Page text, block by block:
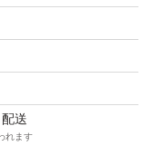
送
れます